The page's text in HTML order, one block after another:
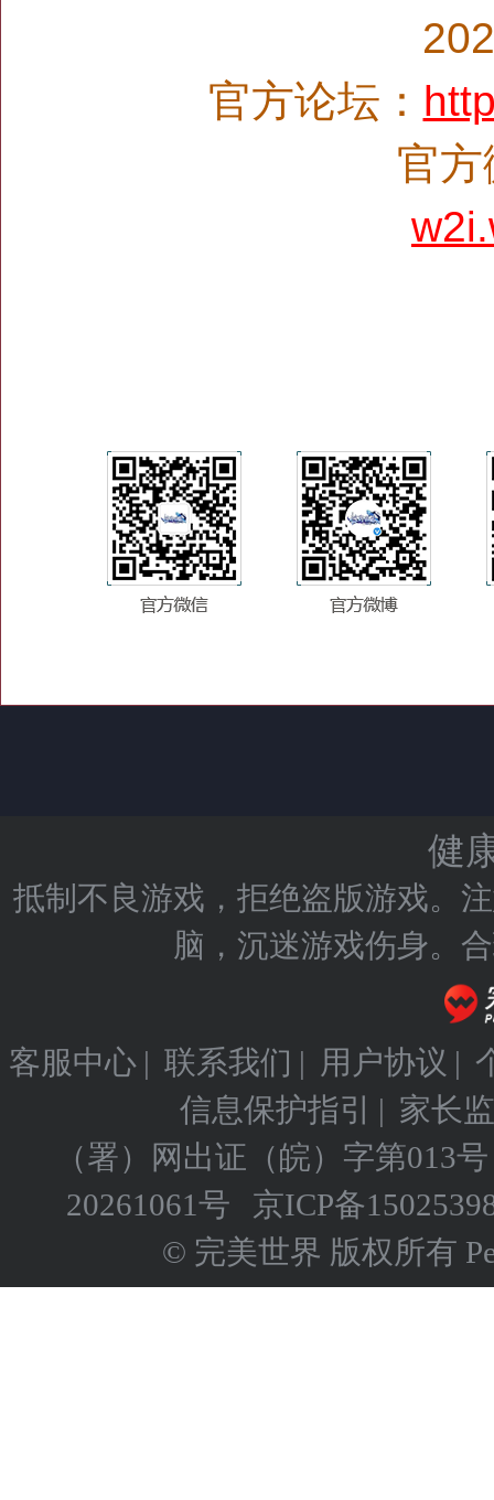
官方论坛：
官
健
抵制不良游戏，拒绝盗版游戏。
脑，沉迷游戏伤身。
客服中心 | 联系我们 | 用户协议 |
信息保护指引
| 家长
（署）网出证（皖）字第013号
20261061号
京ICP备
© 完美世界 版权所有